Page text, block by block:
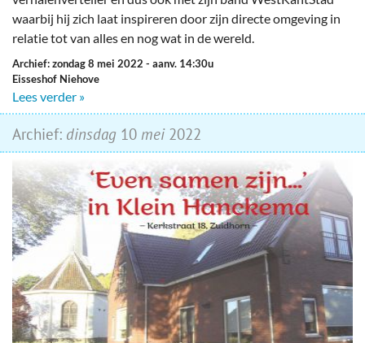
waarbij hij zich laat inspireren door zijn directe omgeving in
relatie tot van alles en nog wat in de wereld.
Archief: zondag 8 mei 2022 - aanv. 14:30u
Eisseshof Niehove
Lees verder »
Archief: dinsdag 10 mei2022